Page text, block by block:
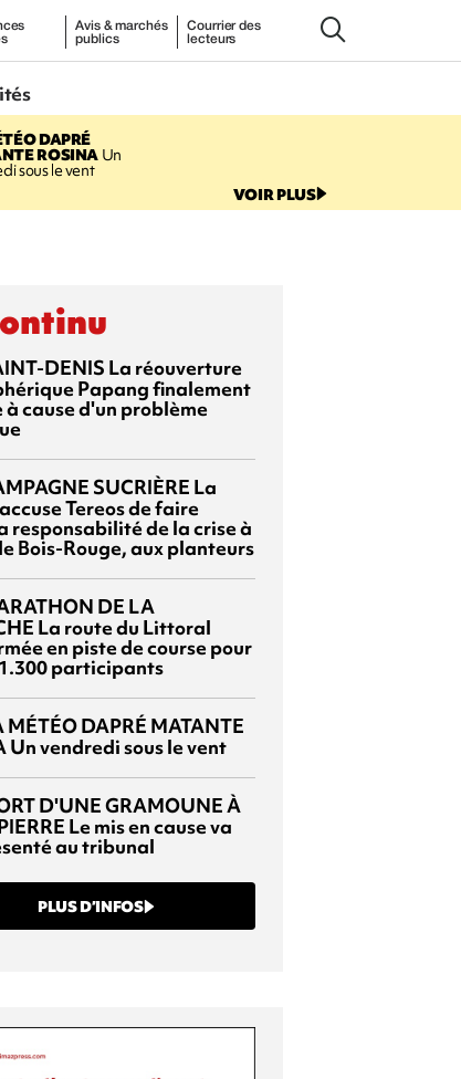
Avis & marchés
publics
Courrier des
lecteurs
DAPRÉ
ROSINAUn
sous le vent
VOIR PLUS
DENIS La réouverture
Papang finalement
à cause d'un problème
SUCRIÈRE La
Tereos de faire
responsabilité de la crise à
Bois-Rouge, aux planteurs
DE LA
La route du Littoral
en piste de course pour
participants
MÉTÉO DAPRÉ MATANTE
Un vendredi sous le vent
D'UNE GRAMOUNE À
Le mis en cause va
au tribunal
PLUS D’INFOS